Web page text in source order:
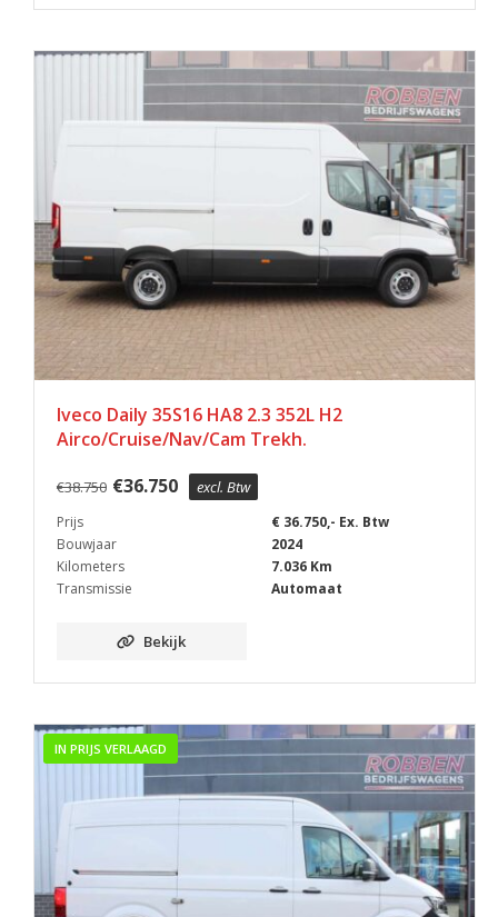
Iveco Daily 35S16 HA8 2.3 352L H2
Airco/Cruise/Nav/Cam Trekh.
€38.750 €36.750 excl. Btw
Prijs
€ 36.750,- Ex. Btw
Bouwjaar
2024
Kilometers
7.036 Km
Transmissie
Automaat
Bekijk
IN PRIJS VERLAAGD